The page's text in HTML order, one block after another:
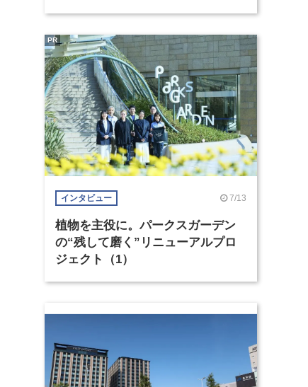
インタビュー 7/13
植物を主役に。パークスガーデン
の“残して磨く”リニューアルプロ
ジェクト（1）
PR